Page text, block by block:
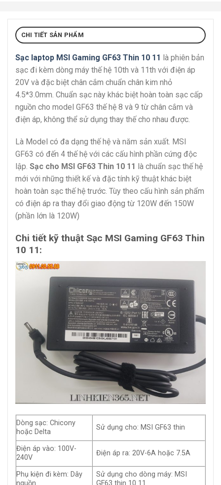
CHI TIẾT SẢN PHẨM
Sạc laptop MSI Gaming GF63 Thin 10 11 là phiên bản
sạc đi kèm dòng máy thế hệ 10th và 11th với điện áp
20V và đặc biệt chân cắm chuẩn chân kim nhỏ
4.5*3.0mm. Chuẩn sạc này khác biệt hoàn toàn sạc cấp
nguồn cho model GF63 thế hệ 8 và 9 từ chân cắm và
điện áp, không thể sử dụng thay thế cho nhau được.
Là Model có đa dạng thế hệ và năm sản xuất. MSI
GF63 có đến 4 thế hệ với các cấu hình phần cứng độc
lập. Sạc cho MSI GF63 Thin 10 11 là chuẩn sạc thế hệ
mới với những thiết kế và đặc tính kỹ thuật khác biệt
hoàn toàn sạc thế hệ trước. Tùy theo cấu hình sản phẩm
có điện áp ra thay đổi giao động từ 120W đến 150W
(phần lớn là 120W)
Chi tiết kỹ thuật Sạc MSI Gaming GF63 Thin
10 11:
Dòng sạc: Chicony
hoặc Delta
Sử dụng cho: MSI GF63 thin
Điện áp vào: 100V-
240V
Điện áp ra: 20V-6A hoặc 7.5A
Phụ kiện đi kèm: Dây
Sử dụng cho dòng máy: MSI